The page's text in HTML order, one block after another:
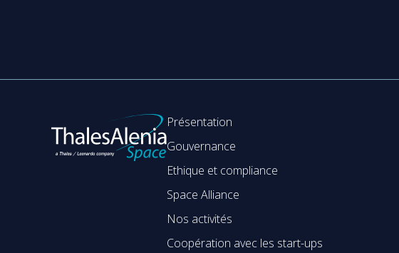
Présentation
Gouvernance
Ethique et compliance
Space Alliance
Nos activités
Coopération avec les start-ups